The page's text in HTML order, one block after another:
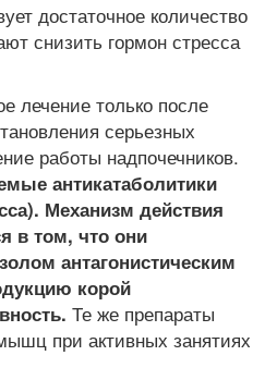
достаточное количество
снизить гормон стресса
лечение только после
серьезных
работы надпочечников.
антикатаболитики
Механизм действия
в том, что они
антагонистическим
корой
Те же препараты
при активных занятиях